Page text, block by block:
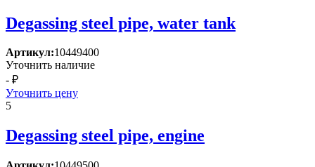
Degassing steel pipe, water tank
Артикул:10449400
Уточнить наличие
- ₽
Уточнить цену
5
Degassing steel pipe, engine